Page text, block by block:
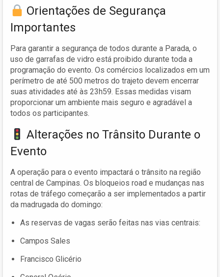
Orientações de Segurança
Importantes
Para garantir a segurança de todos durante a Parada, o
uso de garrafas de vidro está proibido durante toda a
programação do evento. Os comércios localizados em um
perímetro de até 500 metros do trajeto devem encerrar
suas atividades até às 23h59. Essas medidas visam
proporcionar um ambiente mais seguro e agradável a
todos os participantes.
Alterações no Trânsito Durante o
Evento
A operação para o evento impactará o trânsito na região
central de Campinas. Os bloqueios road e mudanças nas
rotas de tráfego começarão a ser implementados a partir
da madrugada do domingo:
As reservas de vagas serão feitas nas vias centrais:
Campos Sales
Francisco Glicério